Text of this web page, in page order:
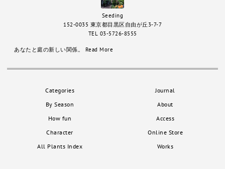
あなたと庭の新しい関係。 Read More
Seeding
152-0035 東京都目黒区自由が丘3-7-7
TEL 03-5726-8555
Categories
By Season
How fun
Character
All Plants Index
Journal
About
Access
Online Store
Works